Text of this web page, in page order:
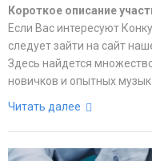
Короткое описание
Если Вас интересуют
следует зайти на сайт
Здесь найдется
новичков и опытных
Читать далее